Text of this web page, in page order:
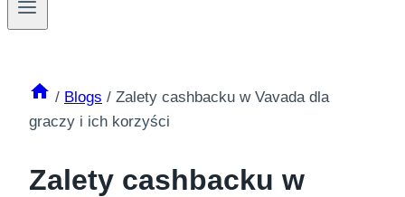
/ Blogs / Zalety cashbacku w Vavada dla
graczy i ich korzyści
Zalety cashbacku w